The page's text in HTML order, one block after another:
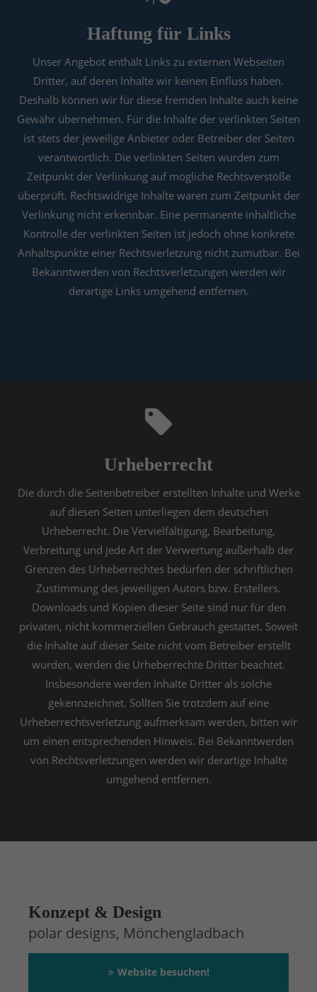
Haftung für Links
Unser Angebot enthält Links zu externen Webseiten
Dritter, auf deren Inhalte wir keinen Einfluss haben.
Deshalb können wir für diese fremden Inhalte auch keine
Gewähr übernehmen. Für die Inhalte der verlinkten Seiten
ist stets der jeweilige Anbieter oder Betreiber der Seiten
verantwortlich. Die verlinkten Seiten wurden zum
Zeitpunkt der Verlinkung auf mögliche Rechtsverstöße
überprüft. Rechtswidrige Inhalte waren zum Zeitpunkt der
Verlinkung nicht erkennbar. Eine permanente inhaltliche
Kontrolle der verlinkten Seiten ist jedoch ohne konkrete
Anhaltspunkte einer Rechtsverletzung nicht zumutbar. Bei
Bekanntwerden von Rechtsverletzungen werden wir
derartige Links umgehend entfernen.
Urheberrecht
Die durch die Seitenbetreiber erstellten Inhalte und Werke
auf diesen Seiten unterliegen dem deutschen
Urheberrecht. Die Vervielfältigung, Bearbeitung,
Verbreitung und jede Art der Verwertung außerhalb der
Grenzen des Urheberrechtes bedürfen der schriftlichen
Zustimmung des jeweiligen Autors bzw. Erstellers.
Downloads und Kopien dieser Seite sind nur für den
privaten, nicht kommerziellen Gebrauch gestattet. Soweit
die Inhalte auf dieser Seite nicht vom Betreiber erstellt
wurden, werden die Urheberrechte Dritter beachtet.
Insbesondere werden Inhalte Dritter als solche
gekennzeichnet. Sollten Sie trotzdem auf eine
Urheberrechtsverletzung aufmerksam werden, bitten wir
um einen entsprechenden Hinweis. Bei Bekanntwerden
von Rechtsverletzungen werden wir derartige Inhalte
umgehend entfernen.
Konzept & Design
polar designs, Mönchengladbach
Website besuchen!